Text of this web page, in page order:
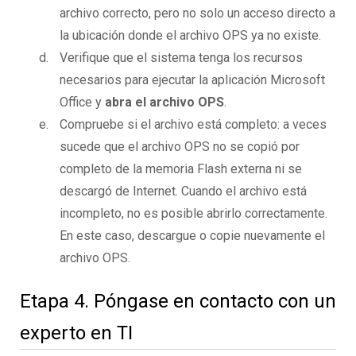
archivo correcto, pero no solo un acceso directo a
la ubicación donde el archivo OPS ya no existe.
Verifique que el sistema tenga los recursos
necesarios para ejecutar la aplicación Microsoft
Office y abra el archivo OPS.
Compruebe si el archivo está completo: a veces
sucede que el archivo OPS no se copió por
completo de la memoria Flash externa ni se
descargó de Internet. Cuando el archivo está
incompleto, no es posible abrirlo correctamente.
En este caso, descargue o copie nuevamente el
archivo OPS.
Etapa 4. Póngase en contacto con un
experto en TI